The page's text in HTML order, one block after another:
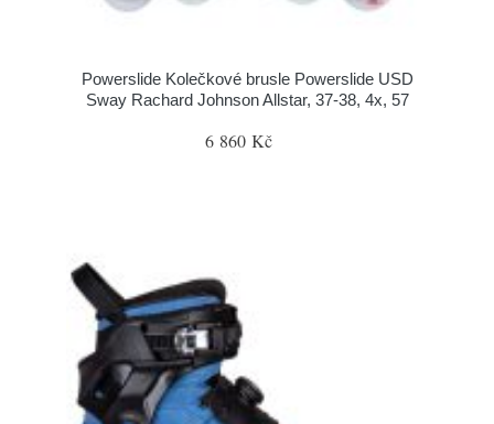
Powerslide Kolečkové brusle Powerslide USD
Sway Rachard Johnson Allstar, 37-38, 4x, 57
6 860 Kč